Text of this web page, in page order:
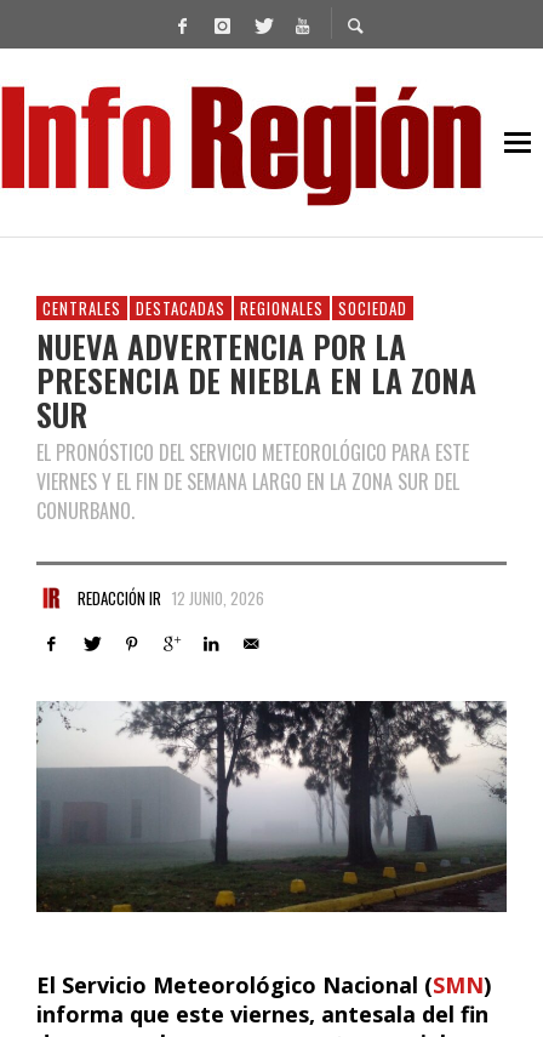
CENTRALES DESTACADAS REGIONALES SOCIEDAD
NUEVA ADVERTENCIA POR LA
PRESENCIA DE NIEBLA EN LA ZONA
SUR
EL PRONÓSTICO DEL SERVICIO METEOROLÓGICO PARA ESTE
VIERNES Y EL FIN DE SEMANA LARGO EN LA ZONA SUR DEL
CONURBANO.
REDACCIÓN IR 12 JUNIO, 2026
El Servicio Meteorológico Nacional (SMN)
informa que este viernes, antesala del fin